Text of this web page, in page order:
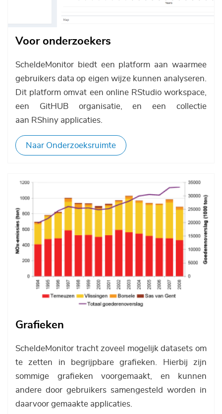
Voor onderzoekers
ScheldeMonitor biedt een platform aan waarmee
gebruikers data op eigen wijze kunnen analyseren.
Dit platform omvat een online RStudio workspace,
een GitHUB organisatie, en een collectie
aan RShiny applicaties.
Naar Onderzoeksruimte
Afbeelding
Grafieken
ScheldeMonitor tracht zoveel mogelijk datasets om
te zetten in begrijpbare grafieken. Hierbij zijn
sommige grafieken voorgemaakt, en kunnen
andere door gebruikers samengesteld worden in
daarvoor gemaakte applicaties.